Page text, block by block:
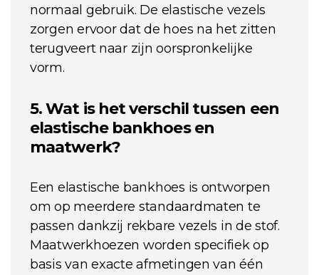
normaal gebruik. De elastische vezels
zorgen ervoor dat de hoes na het zitten
terugveert naar zijn oorspronkelijke
vorm.
5. Wat is het verschil tussen een
elastische bankhoes en
maatwerk?
Een elastische bankhoes is ontworpen
om op meerdere standaardmaten te
passen dankzij rekbare vezels in de stof.
Maatwerkhoezen worden specifiek op
basis van exacte afmetingen van één